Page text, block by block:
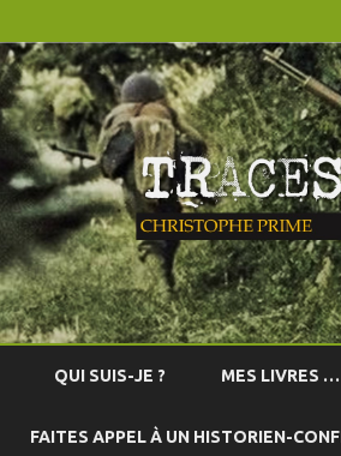
QUI SUIS-JE ? MES LIVRES
FAITES APPEL À UN HISTORIEN-